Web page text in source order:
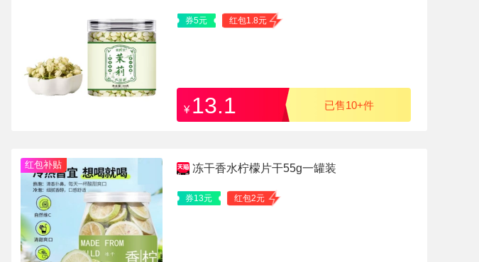
莉花干花花蕾
券5元 红包1.8元
¥ 13.1 已售10+件
红包补贴 冻干香水柠檬片干55g一罐装
券13元 红包2元